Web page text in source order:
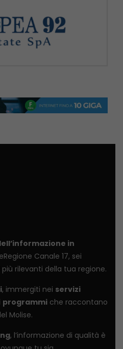
in
Canale 17, sei
rilevanti della tua regione.
, immergiti nei servizi
programmi che raccontano
Molise.
, l’informazione di qualità è